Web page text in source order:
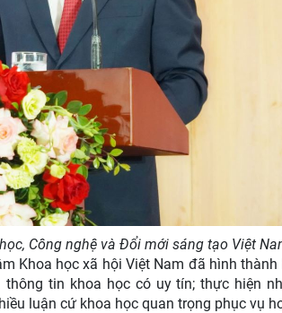
Công nghệ và Đổi mới sáng tạo Việt
Khoa học xã hội Việt Nam đã hình thành
tin khoa học có uy tín; thực hiện
luận cứ khoa học quan trọng phục vụ